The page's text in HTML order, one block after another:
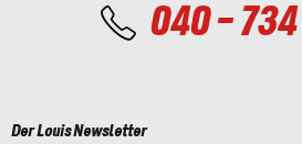
040 - 734
Der Louis Newsletter